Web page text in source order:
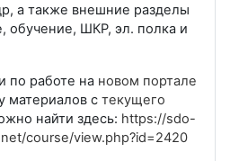
а также внешние разделы
обучение, ШКР, эл. полка и
работе на новом портале
материалов с текущего
найти здесь: https://sdo-
course/view.php?id=2420